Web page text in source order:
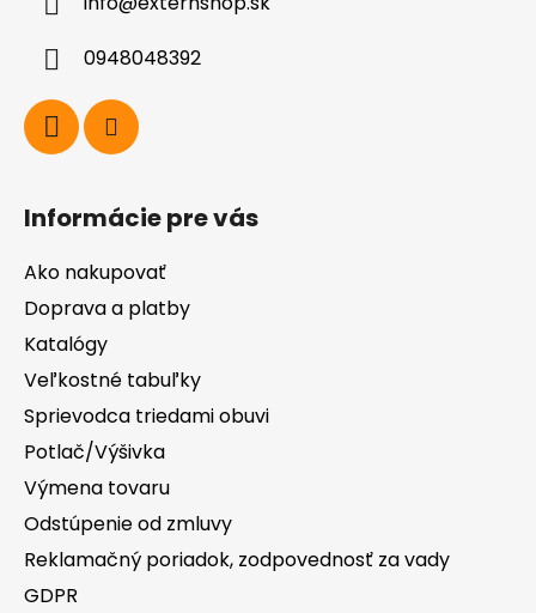
0948048392
Informácie pre vás
Ako nakupovať
Doprava a platby
Katalógy
Veľkostné tabuľky
Sprievodca triedami obuvi
Potlač/Výšivka
Výmena tovaru
Odstúpenie od zmluvy
Reklamačný poriadok, zodpovednosť za vady
GDPR